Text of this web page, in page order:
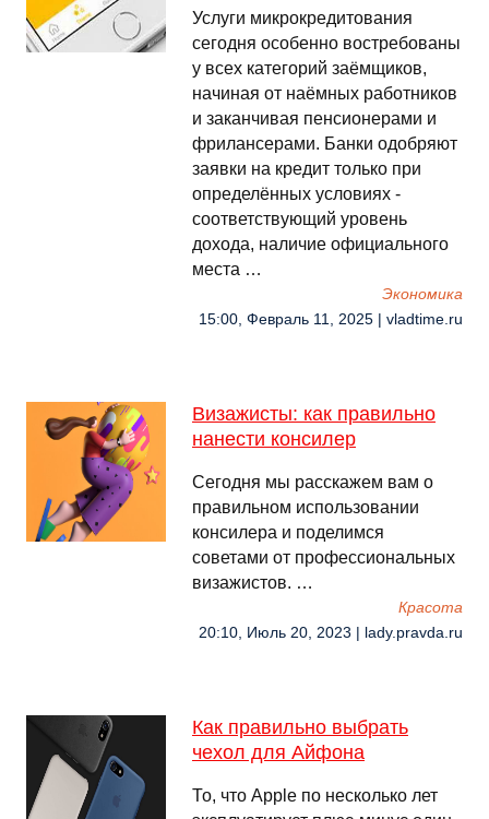
Услуги микрокредитования
сегодня особенно востребованы
у всех категорий заёмщиков,
начиная от наёмных работников
и заканчивая пенсионерами и
фрилансерами. Банки одобряют
заявки на кредит только при
определённых условиях -
соответствующий уровень
дохода, наличие официального
места …
Экономика
15:00, Февраль 11, 2025 | vladtime.ru
Визажисты: как правильно
нанести консилер
Сегодня мы расскажем вам о
правильном использовании
консилера и поделимся
советами от профессиональных
визажистов. …
Красота
20:10, Июль 20, 2023 | lady.pravda.ru
Как правильно выбрать
чехол для Айфона
То, что Apple по несколько лет